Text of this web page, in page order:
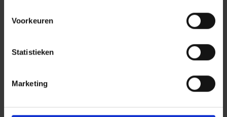
Voorkeuren
Statistieken
Marketing